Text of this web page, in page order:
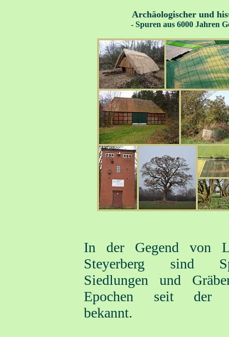
Archäologischer und
- Spuren aus 6000 Jahren
In der Gegend von
Steyerberg sind
Siedlungen und
Epochen seit der
bekannt.